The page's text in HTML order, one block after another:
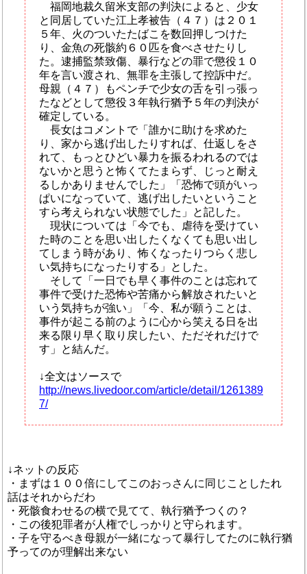
福岡地裁久留米支部の判決によると、少女
と同居していた江上孝被告（４７）は２０１
５年、火のついたたばこを数回押しつけた
り、金魚の死骸約６０匹を食べさせたりし
た。逮捕監禁致傷、暴行などの罪で懲役１０
年を言い渡され、無罪を主張して控訴中だ。
母親（４７）もペンチで少女の舌を引っ張っ
たなどとして懲役３年執行猶予５年の判決が
確定している。
長女はコメントで「誰かに助けを求めた
り、家から逃げ出したりすれば、仕返しをさ
れて、もっとひどい暴力を振るわれるのでは
ないかと思うと怖くてたまらず、じっと耐え
るしかありませんでした」「恐怖で頭がいっ
ぱいになっていて、逃げ出したいということ
すら考えられない状態でした」と記した。
現状については「今でも、虐待を受けてい
た時のことを思い出したくなくても思い出し
てしまう時があり、怖くなったりつらく悲し
い気持ちになったりする」とした。
そして「一日でも早く事件のことは忘れて
事件で受けた恐怖や苦痛から解放されたいと
いう気持ちが強い」「今、私が願うことは、
事件が起こる前のように心から笑える日を出
来る限り早く取り戻したい、ただそれだけで
す」と結んだ。
↓全文はソースで
http://news.livedoor.com/article/detail/1261389
7/
↓ネットの反応
・まずは１００倍にしてこのおっさんに同じことしたれ
話はそれからだわ
・死骸食わせるの横で見てて、執行猶予つくの？
・この後犯罪者が人権でしっかりと守られます。
・子を守るべき母親が一緒になって暴行してたのに執行猶
予ってのが理解出来ない